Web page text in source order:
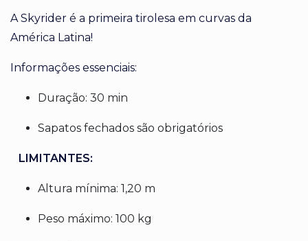
A Skyrider é a primeira tirolesa em curvas da
América Latina!
Informações essenciais:
Duração: 30 min
Sapatos fechados são obrigatórios
LIMITANTES:
Altura mínima: 1,20 m
Peso máximo: 100 kg